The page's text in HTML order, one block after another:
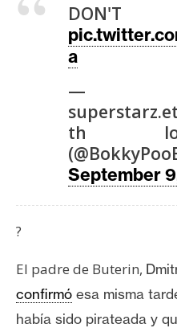
C
a
o
y
P
DON'T
a
—
th
September
?
El padre de Buterin,
confirmó esa misma
había sido pirateada y